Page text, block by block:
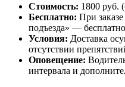
Стоимость: 1800 руб.
Бесплатно: При
подъезда» —
Условия: Доставка
отсутствии
Оповещение:
интервала и